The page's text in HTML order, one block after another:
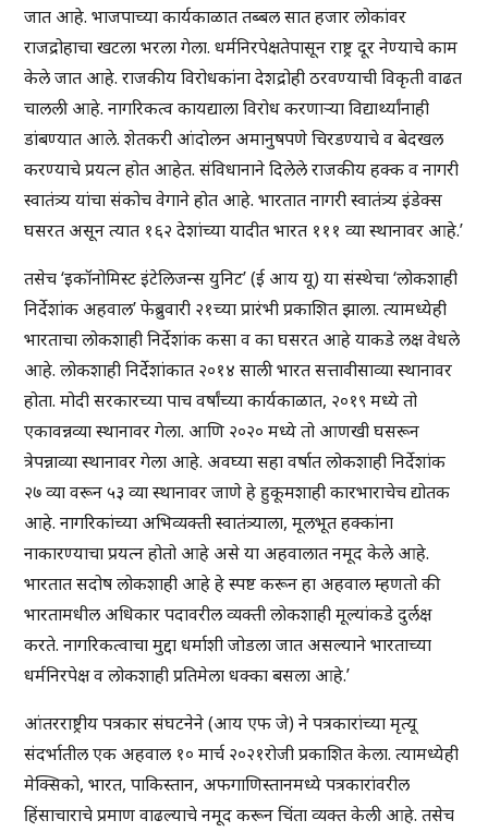
जात आहे. भाजपाच्या कार्यकाळात तब्बल सात हजार लोकांवर
राजद्रोहाचा खटला भरला गेला. धर्मनिरपेक्षतेपासून राष्ट्र दूर नेण्याचे काम
केले जात आहे. राजकीय विरोधकांना देशद्रोही ठरवण्याची विकृती वाढत
चालली आहे. नागरिकत्व कायद्याला विरोध करणाऱ्या विद्यार्थ्यांनाही
डांबण्यात आले. शेतकरी आंदोलन अमानुषपणे चिरडण्याचे व बेदखल
करण्याचे प्रयत्न होत आहेत. संविधानाने दिलेले राजकीय हक्क व नागरी
स्वातंत्र्य यांचा संकोच वेगाने होत आहे. भारतात नागरी स्वातंत्र्य इंडेक्स
घसरत असून त्यात १६२ देशांच्या यादीत भारत १११ व्या स्थानावर आहे.’
तसेच ‘इकॉनोमिस्ट इंटेलिजन्स युनिट’ (ई आय यू) या संस्थेचा ‘लोकशाही
निर्देशांक अहवाल’ फेब्रुवारी २१च्या प्रारंभी प्रकाशित झाला. त्यामध्येही
भारताचा लोकशाही निर्देशांक कसा व का घसरत आहे याकडे लक्ष वेधले
आहे. लोकशाही निर्देशांकात २०१४ साली भारत सत्तावीसाव्या स्थानावर
होता. मोदी सरकारच्या पाच वर्षांच्या कार्यकाळात, २०१९ मध्ये तो
एकावन्नव्या स्थानावर गेला. आणि २०२० मध्ये तो आणखी घसरून
त्रेपन्नाव्या स्थानावर गेला आहे. अवघ्या सहा वर्षात लोकशाही निर्देशांक
२७ व्या वरून ५३ व्या स्थानावर जाणे हे हुकूमशाही कारभाराचेच द्योतक
आहे. नागरिकांच्या अभिव्यक्ती स्वातंत्र्याला, मूलभूत हक्कांना
नाकारण्याचा प्रयत्न होतो आहे असे या अहवालात नमूद केले आहे.
भारतात सदोष लोकशाही आहे हे स्पष्ट करून हा अहवाल म्हणतो की
भारतामधील अधिकार पदावरील व्यक्ती लोकशाही मूल्यांकडे दुर्लक्ष
करते. नागरिकत्वाचा मुद्दा धर्माशी जोडला जात असल्याने भारताच्या
धर्मनिरपेक्ष व लोकशाही प्रतिमेला धक्का बसला आहे.’
आंतरराष्ट्रीय पत्रकार संघटनेने (आय एफ जे) ने पत्रकारांच्या मृत्यू
संदर्भातील एक अहवाल १० मार्च २०२१रोजी प्रकाशित केला. त्यामध्येही
मेक्सिको, भारत, पाकिस्तान, अफगाणिस्तानमध्ये पत्रकारांवरील
हिंसाचाराचे प्रमाण वाढल्याचे नमूद करून चिंता व्यक्त केली आहे. तसेच